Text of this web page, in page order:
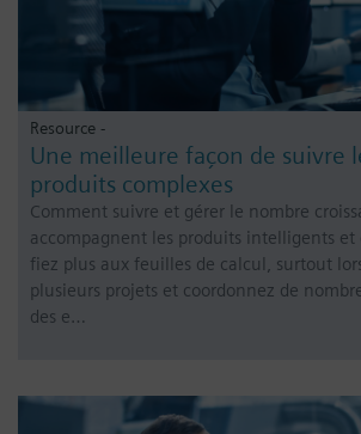
Resource -
Une meilleure façon de suivre
produits complexes
Comment suivre et gérer le nombre
accompagnent les produits intelligents et
fiez plus aux feuilles de calcul, surtout
plusieurs projets et coordonnez de
des e…